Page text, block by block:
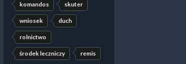
komandos skuter
wniosek duch
rolnictwo
środek leczniczy remis